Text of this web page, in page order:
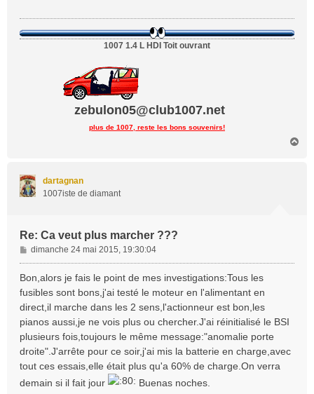
e
1007 1.4 L HDI Toit ouvrant
zebulon05@club1007.net
plus de 1007, reste les bons souvenirs!
dartagnan
1007iste de diamant
Re: Ca veut plus marcher ???
M
e
s
g
e
dimanche 24 mai 2015, 19:30:04
Bon,alors je fais le point de mes investigations:Tous les
fusibles sont bons,j'ai testé le moteur en l'alimentant en
direct,il marche dans les 2 sens,l'actionneur est bon,les
pianos aussi,je ne vois plus ou chercher.J'ai réinitialisé le BSI
plusieurs fois,toujours le même message:"anomalie porte
droite".J'arrête pour ce soir,j'ai mis la batterie en charge,avec
tout ces essais,elle était plus qu'a 60% de charge.On verra
demain si il fait jour
Buenas noches.